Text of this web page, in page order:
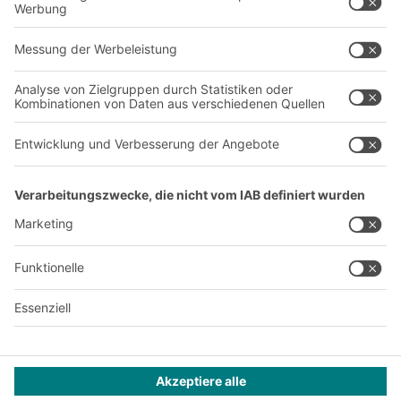
Über uns
Produktionsstandorte
Karriere
YOUR LIFE.
+41 41 790 20 64
Dieses Angebot ist für Industrie, Handwerk, Handel und die
freien Berufe zur Verwendung in der selbstständigen,